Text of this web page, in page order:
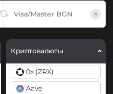
×
Криптовалюты
0x (ZRX)
Aave